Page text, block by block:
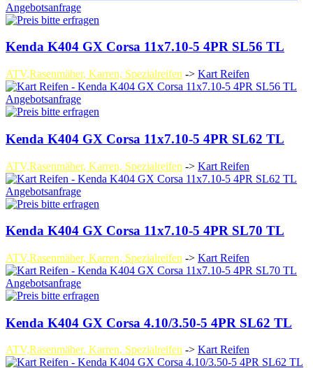
Angebotsanfrage
Kenda K404 GX Corsa 11x7.10-5 4PR SL56 TL
ATV,Rasenmäher, Karren, Spezialreifen -> Kart Reifen
Angebotsanfrage
Kenda K404 GX Corsa 11x7.10-5 4PR SL62 TL
ATV,Rasenmäher, Karren, Spezialreifen -> Kart Reifen
Angebotsanfrage
Kenda K404 GX Corsa 11x7.10-5 4PR SL70 TL
ATV,Rasenmäher, Karren, Spezialreifen -> Kart Reifen
Angebotsanfrage
Kenda K404 GX Corsa 4.10/3.50-5 4PR SL62 TL
ATV,Rasenmäher, Karren, Spezialreifen -> Kart Reifen